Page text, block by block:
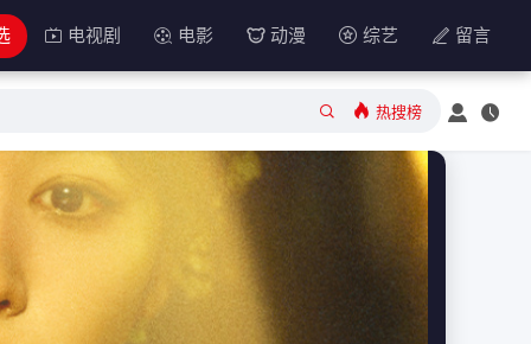
电视剧 电影 动漫 综艺 留言
热搜榜